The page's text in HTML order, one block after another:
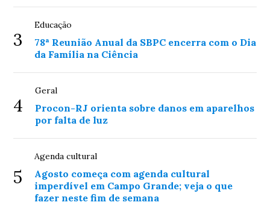
3
Educação
78ª Reunião Anual da SBPC encerra com o Dia
da Família na Ciência
4
Geral
Procon-RJ orienta sobre danos em aparelhos
por falta de luz
5
Agenda cultural
Agosto começa com agenda cultural
imperdível em Campo Grande; veja o que
fazer neste fim de semana